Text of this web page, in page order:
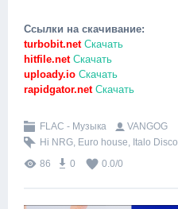
Ссылки на скачивание:
turbobit.netСкачать
hitfile.netСкачать
uploady.io Скачать
rapidgator.netСкачать
FLAC - Музыка
VANGOG
Hi NRG, Euro house, Italo Disco
86
0 0.0/0